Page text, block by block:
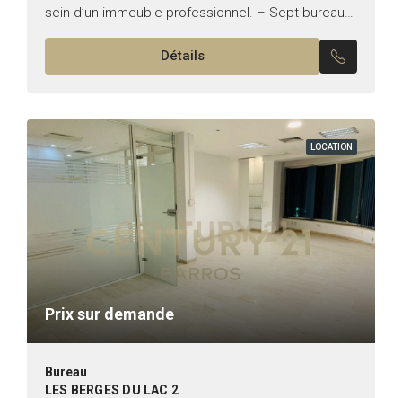
sein d’un immeuble professionnel. – Sept bureaux
– Suite de direction...
Détails
LOCATION
Prix sur demande
Bureau
LES BERGES DU LAC 2